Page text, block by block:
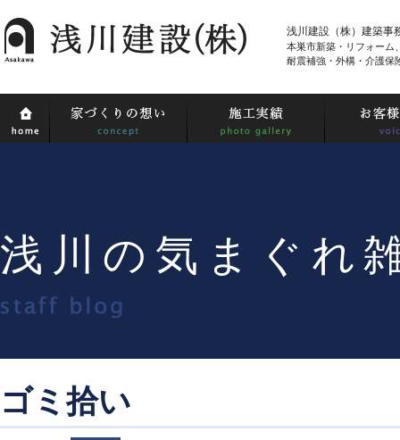
浅川建設（株）建築事
本巣市新築・リフォーム
耐震補強・外構・介護保
浅川の気まぐれ
ゴミ拾い